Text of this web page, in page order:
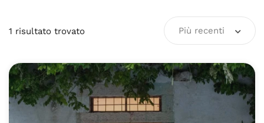
1 risultato trovato Più recenti